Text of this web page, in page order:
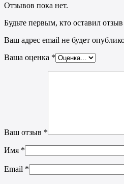
Отзывов пока нет.
Будьте первым, кто оставил
Ваш адрес email не будет
Ваша оценка *
Ваш отзыв *
Имя *
Email *